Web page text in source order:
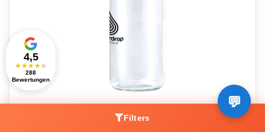
Filters
4,5
★★★★★
288
Bewertungen